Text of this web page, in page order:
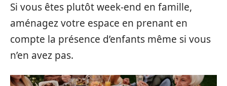
Si vous êtes plutôt week-end en famille,
aménagez votre espace en prenant en
compte la présence d’enfants même si vous
n’en avez pas.